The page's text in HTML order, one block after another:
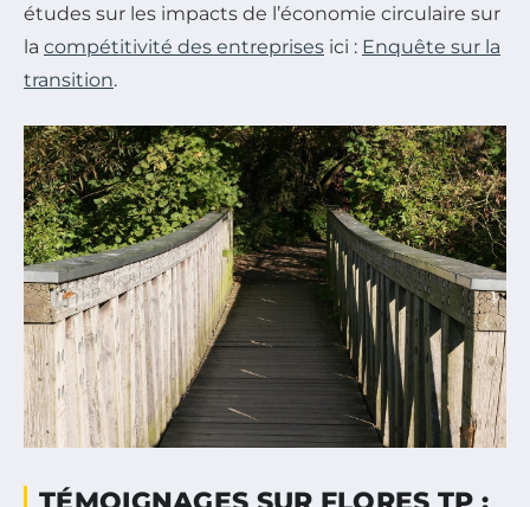
études sur les impacts de l’économie circulaire sur
la compétitivité des entreprises ici : Enquête sur la
transition.